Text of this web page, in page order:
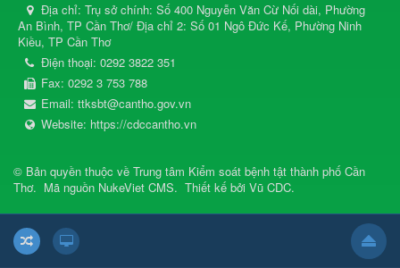
Địa chỉ: Trụ sở chính: Số 400 Nguyễn Văn Cừ Nối dài, Phường
An Bình, TP Cần Thơ/ Địa chỉ 2: Số 01 Ngô Đức Kế, Phường Ninh
Kiều, TP Cần Thơ
Điện thoại: 0292 3822 351
Fax: 0292 3 753 788
Email: ttksbt@cantho.gov.vn
Website: https://cdccantho.vn
© Bản quyền thuộc về Trung tâm Kiểm soát bệnh tật thành phố Cần
Thơ. Mã nguồn NukeViet CMS. Thiết kế bởi Vũ CDC.